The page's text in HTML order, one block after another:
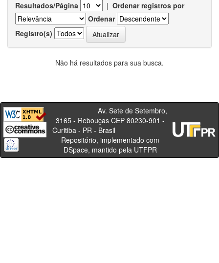
Resultados/Página | Ordenar registros por
Ordenar
Registro(s)
Não há resultados para sua busca.
Av. Sete de Setembro,
3165 - Rebouças CEP 80230-901 -
Curitiba - PR - Brasil
Repositório, implementado com
DSpace, mantido pela UTFPR